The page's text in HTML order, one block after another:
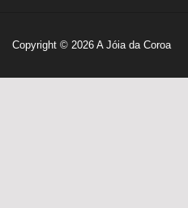
Copyright © 2026 A Jóia da Coroa